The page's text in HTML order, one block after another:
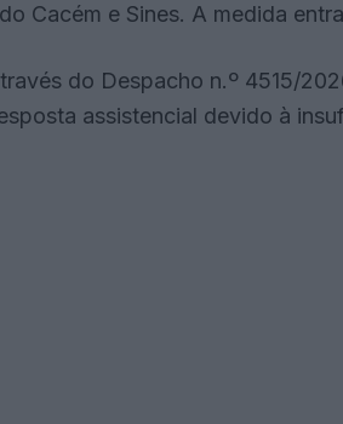
Cacém e Sines. A medida
do Despacho n.º 4515/
assistencial devido à